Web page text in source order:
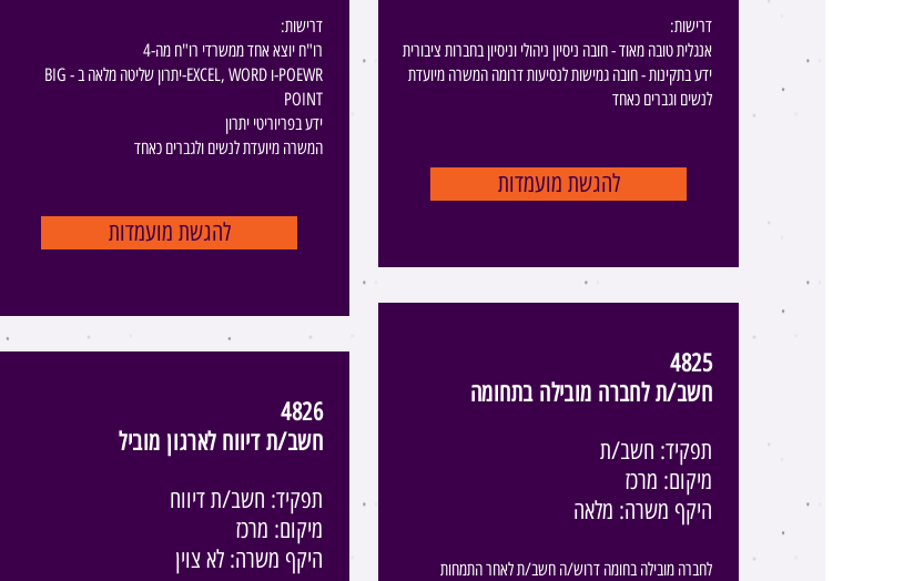
:​דרישות
אנגלית טובה מאוד - חובה ניסיון ניהולי וניסיון בחברות ציבורית
ידע בתקינות - חובה גמישות לנסיעות דרומה המשרה מיועדת
לנשים וגברים כאחד
להגשת מועמדות
4825
חשב/ת לחברה מובילה בתחומה
תפקיד: חשב/ת
מיקום: מרכז
היקף משרה: מלאה
לחברה מובילה בחומה דרוש/ה חשב/ת לאחר התמחות ​​
​​​ :דרישות
רו"ח יוצא אחד ממשרדי רו"ח מה-4
BIG - יתרון שליטה מלאה ב-EXCEL, WORD ו-POEWR
POINT
ידע בפריוריטי יתרון
המשרה מיועדת לנשים ולגברים כאחד
להגשת מועמדות
4826
חשב/ת דיווח לארגון מוביל
תפקיד: חשב/ת דיווח
מיקום: מרכז
היקף משרה: לא צוין